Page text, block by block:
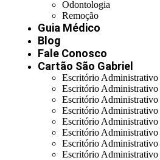
Odontologia
Remoção
Guia Médico
Blog
Fale Conosco
Cartão São Gabriel
Escritório Administrativo
Escritório Administrativo
Escritório Administrativo
Escritório Administrativo
Escritório Administrativo
Escritório Administrativo
Escritório Administrativo
Escritório Administrativo